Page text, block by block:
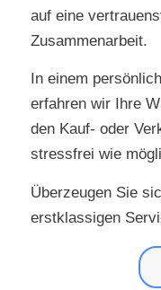
auf eine
Zusammenarbeit.
In einem
erfahren wir Ihre
den Kauf- oder
stressfrei wie
Überzeugen Sie
erstklassigen